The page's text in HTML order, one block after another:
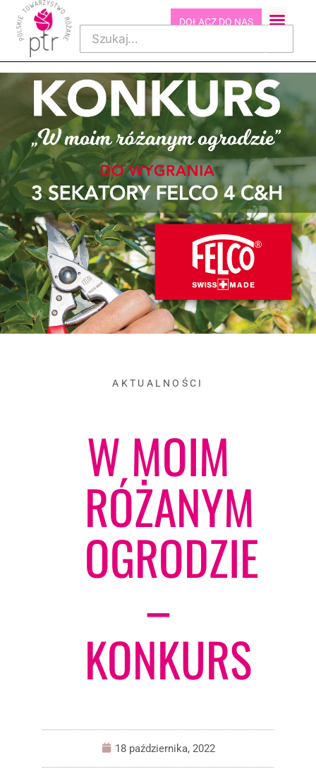
DOŁĄCZ DO NAS
AKTUALNOŚCI
W MOIM
RÓŻANYM
OGRODZIE
–
KONKURS
18 października, 2022